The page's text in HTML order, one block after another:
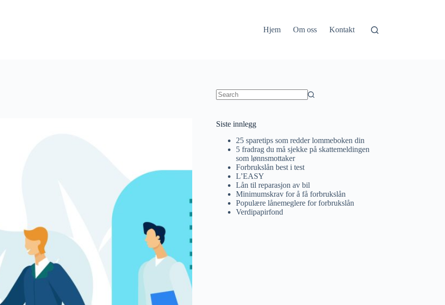
Hjem
Om oss Kontakt
Siste innlegg
25 sparetips som redder lommeboken din
5 fradrag du må sjekke på skattemeldingen
som lønnsmottaker
Forbrukslån best i test
L’EASY
Lån til reparasjon av bil
Minimumskrav for å få forbrukslån
Populære lånemeglere for forbrukslån
Verdipapirfond